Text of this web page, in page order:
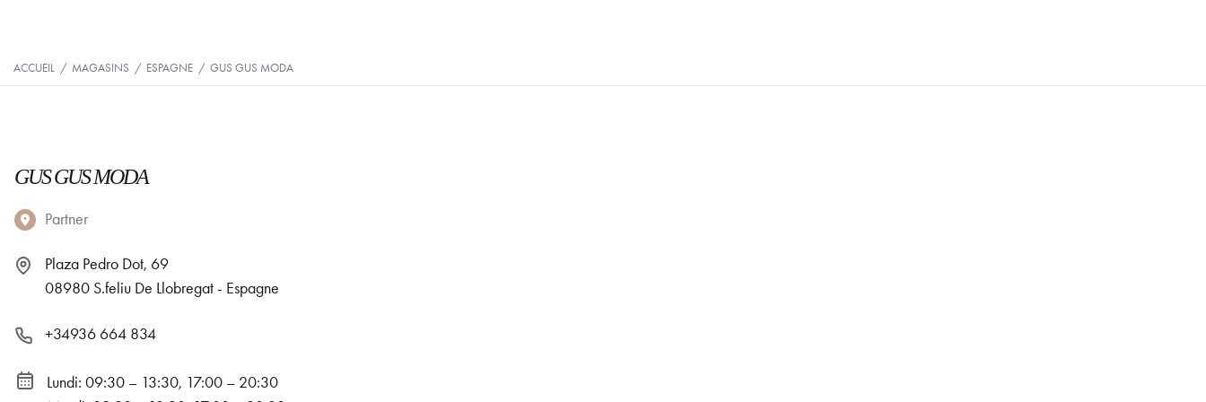
ACCUEIL / MAGASINS / ESPAGNE / GUS GUS MODA
GUS GUS MODA
Partner
Plaza Pedro Dot, 69
08980 S.feliu De Llobregat - Espagne
+34936 664 834
Lundi: 09:30 – 13:30, 17:00 – 20:30